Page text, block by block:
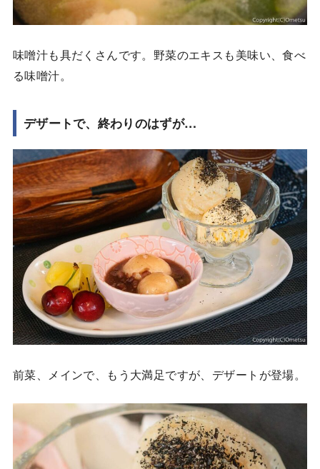
味噌汁も具だくさんです。野菜のエキスも美味い、食べ
る味噌汁。
デザートで、終わりのはずが…
前菜、メインで、もう大満足ですが、デザートが登場。